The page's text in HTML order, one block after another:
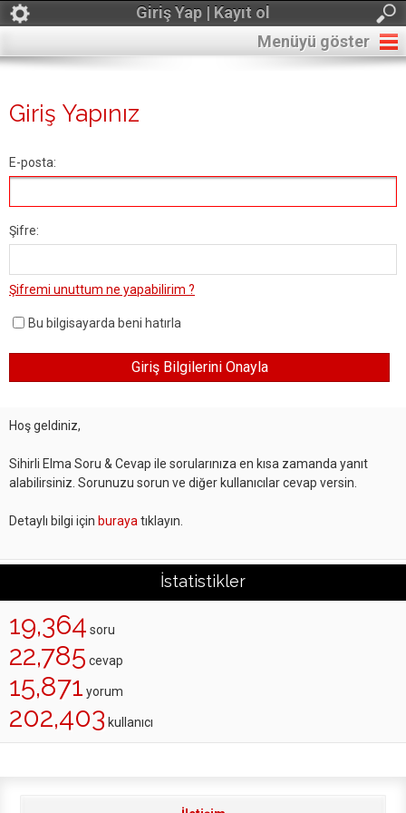
Giriş Yap | Kayıt ol
Menüyü göster
Giriş Yapınız
E-posta:
Şifre:
Şifremi unuttum ne yapabilirim ?
Bu bilgisayarda beni hatırla
Hoş geldiniz,
Sihirli Elma Soru & Cevap ile sorularınıza en kısa zamanda yanıt
alabilirsiniz. Sorunuzu sorun ve diğer kullanıcılar cevap versin.
Detaylı bilgi için buraya tıklayın.
İstatistikler
19,364 soru
22,785 cevap
15,871 yorum
202,403 kullanıcı